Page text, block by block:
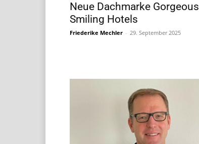
Neue Dachmarke Gorgeous
Smiling Hotels
Friederike Mechler - 29. September 2025